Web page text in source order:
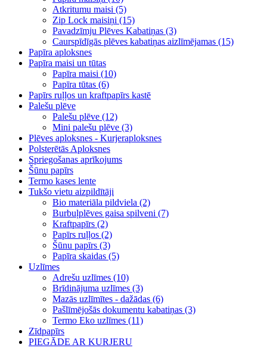
Atkritumu maisi (5)
Zip Lock maisiņi (15)
Pavadzīmju Plēves Kabatiņas (3)
Caurspīdīgās plēves kabatiņas aizlīmējamas (15)
Papīra aploksnes
Papīra maisi un tūtas
Papīra maisi (10)
Papīra tūtas (6)
Papīrs ruļļos un kraftpapīrs kastē
Palešu plēve
Palešu plēve (12)
Mini palešu plēve (3)
Plēves aploksnes - Kurjeraploksnes
Polsterētās Aploksnes
Spriegošanas aprīkojums
Šūnu papīrs
Termo kases lente
Tukšo vietu aizpildītāji
Bio materiāla pildviela (2)
Burbuļplēves gaisa spilveni (7)
Kraftpapīrs (2)
Papīrs ruļļos (2)
Šūnu papīrs (3)
Papīra skaidas (5)
Uzlīmes
Adrešu uzlīmes (10)
Brīdinājuma uzlīmes (3)
Mazās uzlīmītes - dažādas (6)
Pašlīmējošās dokumentu kabatiņas (3)
Termo Eko uzlīmes (11)
Zīdpapīrs
PIEGĀDE AR KURJERU